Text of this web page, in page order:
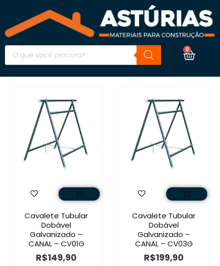
0
Cavalete Tubular
Dobável
Galvanizado –
CANAL – CV01G
R$149,90
Cavalete Tubular
Dobável
Galvanizado –
CANAL – CV03G
R$199,90